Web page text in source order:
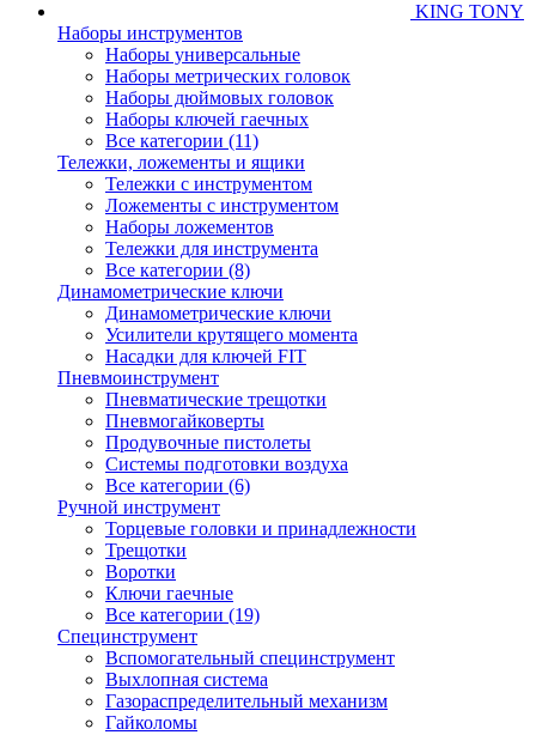
KING TONY
Наборы инструментов
Наборы универсальные
Наборы метрических головок
Наборы дюймовых головок
Наборы ключей гаечных
Все категории (11)
Тележки, ложементы и ящики
Тележки с инструментом
Ложементы с инструментом
Наборы ложементов
Тележки для инструмента
Все категории (8)
Динамометрические ключи
Динамометрические ключи
Усилители крутящего момента
Насадки для ключей FIT
Пневмоинструмент
Пневматические трещотки
Пневмогайковерты
Продувочные пистолеты
Системы подготовки воздуха
Все категории (6)
Ручной инструмент
Торцевые головки и принадлежности
Трещотки
Воротки
Ключи гаечные
Все категории (19)
Специнструмент
Вспомогательный специнструмент
Выхлопная система
Газораспределительный механизм
Гайколомы